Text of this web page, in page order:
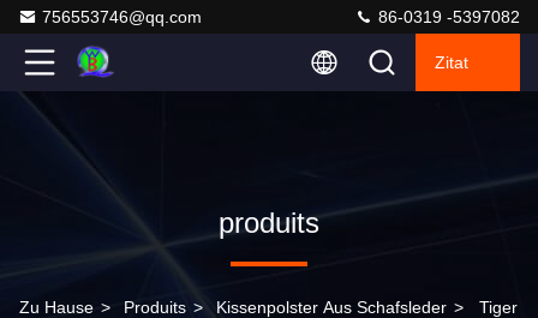
756553746@qq.com 86-0319 -5397082
Zitat
produits
Zu Hause > Produits > Kissenpolster Aus Schafsleder > Tiger